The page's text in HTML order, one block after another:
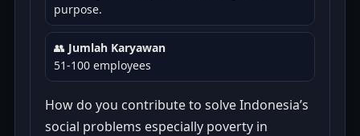
purpose.
👥 Jumlah Karyawan
51-100 employees
How do you contribute to solve Indonesia’s
social problems especially poverty in